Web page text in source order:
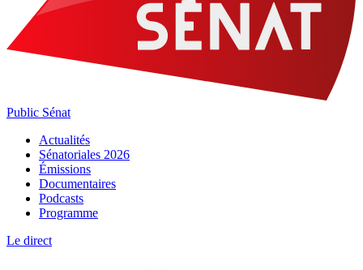
Public Sénat
Actualités
Sénatoriales 2026
Émissions
Documentaires
Podcasts
Programme
Le direct